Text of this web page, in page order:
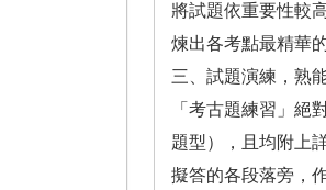
將試題依重要性較
煉出各考點最精華
三、試題演練，熟
「考古題練習」絕
題型），且均附上
擬答的各段落旁，